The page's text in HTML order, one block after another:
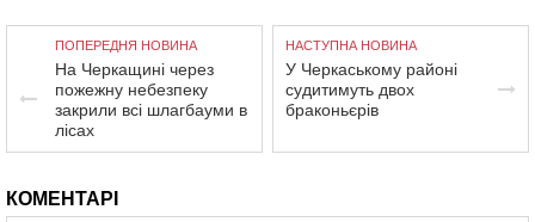
ПОПЕРЕДНЯ НОВИНА
На Черкащині через
пожежну небезпеку
закрили всі шлагбауми в
лісах
НАСТУПНА НОВИНА
У Черкаському районі
судитимуть двох
браконьєрів
КОМЕНТАРІ